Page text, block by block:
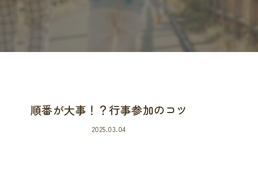
順番が大事！？行事参加のコツ
2025.03.04